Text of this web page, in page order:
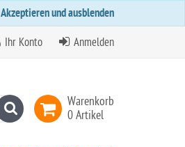
Akzeptieren und ausblenden
Ihr Konto Anmelden
Warenkorb
0 Artikel
Suchen